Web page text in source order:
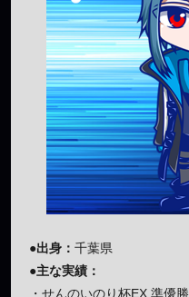
●出身： 千葉県
●主な実績：
・せんのいのり杯EX 準優勝